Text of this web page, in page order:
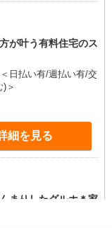
が叶う有料住宅のス
日払い有/週払い有/交
＞
細を見る
まりしたグルホ＊家